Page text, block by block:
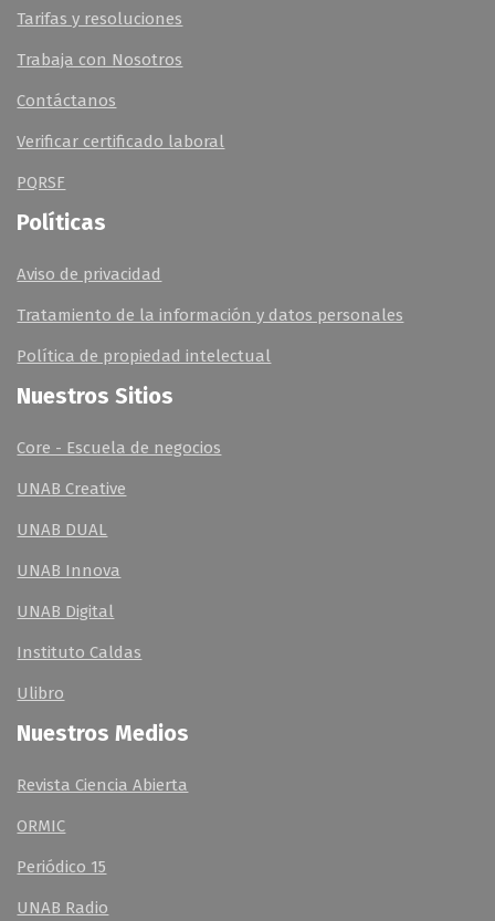
Tarifas y resoluciones
Trabaja con Nosotros
Contáctanos
Verificar certificado laboral
PQRSF
Políticas
Aviso de privacidad
Tratamiento de la información y datos personales
Política de propiedad intelectual
Nuestros Sitios
Core - Escuela de negocios
UNAB Creative
UNAB DUAL
UNAB Innova
UNAB Digital
Instituto Caldas
Ulibro
Nuestros Medios
Revista Ciencia Abierta
ORMIC
Periódico 15
UNAB Radio